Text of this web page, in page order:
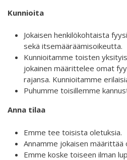
Sharing the same roots 2019
Danselfie 2017-2018
Access to art 2016-2018
Fenris 2014-2015
North-South 2011-2015
We move as we dance
ABC´d
ABC'd?
Kunnioita
Jokaisen henkilökohtaista
sekä itsemääräämisoikeutta.
Kunnioitamme toisten
jokainen määrittelee omat
rajansa. Kunnioitamme
Puhumme toisillemme
Anna tilaa
Emme tee toisista oletuksia.
Annamme jokaisen määrittää
Emme koske toiseen ilman